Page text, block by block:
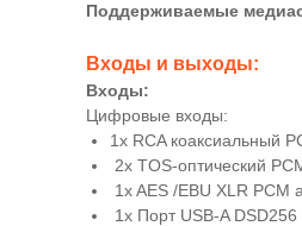
Поддерживаемые
Входы и выходы:
Входы:
Цифровые входы:
1x RCA коаксиальный
2x TOS-оптический
1x AES /EBU XLR PCM
1x Порт USB-A